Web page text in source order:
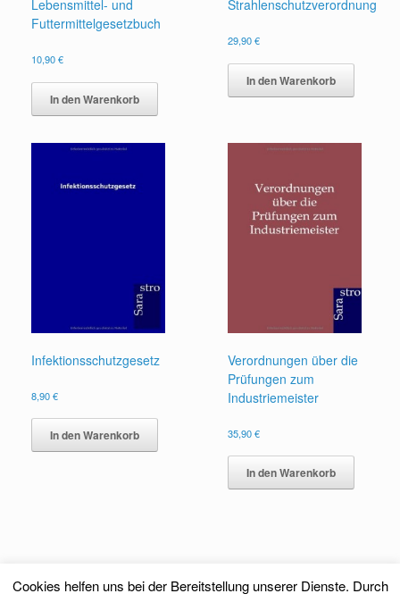
Lebensmittel- und
Futtermittelgesetzbuch
10,90€
In den Warenkorb
Strahlenschutzverordnung
29,90€
In den Warenkorb
Infektionsschutzgesetz
8,90€
In den Warenkorb
Verordnungen über die
Prüfungen zum
Industriemeister
35,90€
In den Warenkorb
Cookies helfen uns bei der Bereitstellung unserer Dienste. Durch